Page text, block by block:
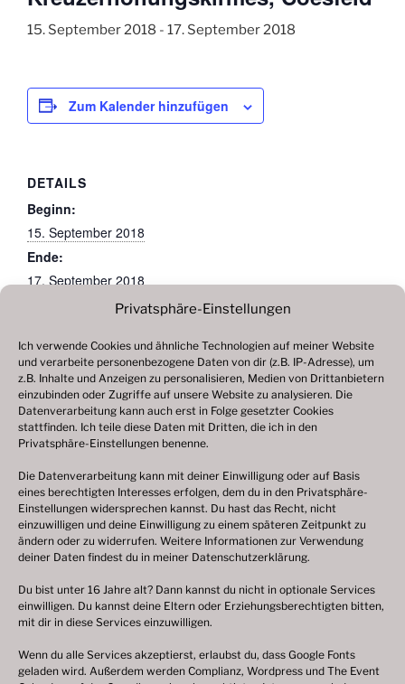
Privatsphäre-Einstellungen
Ich verwende Cookies und ähnliche Technologien auf meiner Website
und verarbeite personenbezogene Daten von dir (z.B. IP-Adresse), um
z.B. Inhalte und Anzeigen zu personalisieren, Medien von Drittanbietern
einzubinden oder Zugriffe auf unsere Website zu analysieren. Die
Datenverarbeitung kann auch erst in Folge gesetzter Cookies
stattfinden. Ich teile diese Daten mit Dritten, die ich in den
Privatsphäre-Einstellungen benenne.
Die Datenverarbeitung kann mit deiner Einwilligung oder auf Basis
eines berechtigten Interesses erfolgen, dem du in den Privatsphäre-
Einstellungen widersprechen kannst. Du hast das Recht, nicht
einzuwilligen und deine Einwilligung zu einem späteren Zeitpunkt zu
ändern oder zu widerrufen. Weitere Informationen zur Verwendung
deiner Daten findest du in meiner Datenschutzerklärung.
Du bist unter 16 Jahre alt? Dann kannst du nicht in optionale Services
einwilligen. Du kannst deine Eltern oder Erziehungsberechtigten bitten,
mit dir in diese Services einzuwilligen.
Wenn du alle Services akzeptierst, erlaubst du, dass Google Fonts
geladen wird. Außerdem werden Complianz, Wordpress und The Event
15. September 2018 - 17. September 2018
Zum Kalender hinzufügen
DETAILS
Beginn:
15. September 2018
Ende:
17. September 2018
Veranstaltungskategorie:
Jahrmarkt, Rodewald Gesmolder Kirmes, Melle-Gesmold
Änderungen vorbehalten, alle Angaben ohne Gewähr!
Volksfesten und Weihnachtsmärkten oder ähnlichen
Veranstaltungen. Bei Bewerbungen (z. B. als
Schausteller oder Marktkaufleute), konkreten
Anfragen oder Auskünften zu einzelnen Festen
zuständigen Veranstalter vor Ort. Bei dieser
Internetpräsenz deutsche-volksfeste.de handelt es
sich um eine rein
private Webseite.